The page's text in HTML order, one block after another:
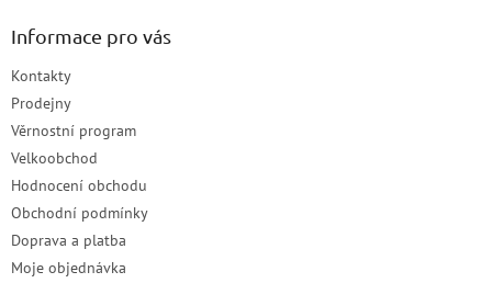
Informace pro vás
Kontakty
Prodejny
Věrnostní program
Velkoobchod
Hodnocení obchodu
Obchodní podmínky
Doprava a platba
Moje objednávka